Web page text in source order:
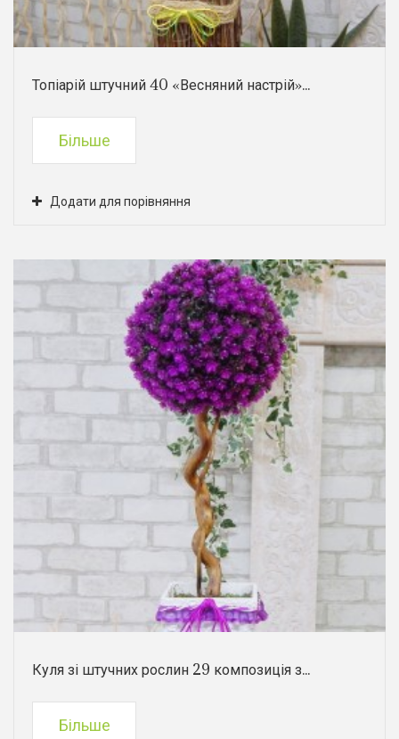
Топіарій штучний 40 «Весняний настрій»...
Більше
Додати для порівняння
Куля зі штучних рослин 29 композиція з...
Більше